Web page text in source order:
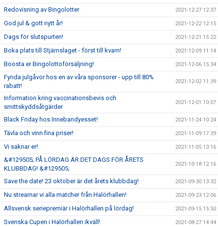
Redovisning av Bingolotter 2021-12-27 12:37
God jul & gott nytt år! 2021-12-22 12:15
Dags för slutspurten! 2021-12-21 15:22
Boka plats till Stjärnslaget - först till kvarn! 2021-12-09 11:14
Boosta er Bingolottoförsäljning! 2021-12-06 15:34
Fynda julgåvor hos en av våra sponsorer - upp till 80%
rabatt!
2021-12-02 11:39
Information kring vaccinationsbevis och
smittskyddsåtgärder
2021-12-01 10:07
Black Friday hos Innebandyesset! 2021-11-24 10:24
Tävla och vinn fina priser! 2021-11-09 17:39
Vi saknar er! 2021-11-05 13:16
&#129505; PÅ LÖRDAG ÄR DET DAGS FÖR ÅRETS
KLUBBDAG! &#129505;
2021-10-18 12:16
Save the date! 23 oktober är det årets klubbdag! 2021-09-30 13:32
Nu streamar vi alla matcher från Halörhallen! 2021-09-23 12:06
Allsvensk seriepremiär i Halörhallen på lördag! 2021-09-15 15:50
Svenska Cupen i Halörhallen ikväll! 2021-08-27 14:44